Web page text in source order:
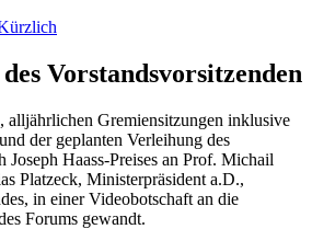
Vorstandsvorsitzenden
alljährlichen Gremiensitzungen inklusive
der geplanten Verleihung des
Joseph Haass-Preises an Prof. Michail
Platzeck, Ministerpräsident a.D.,
in einer Videobotschaft an die
Forums gewandt.